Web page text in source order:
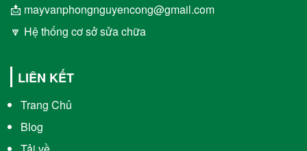
📩 mayvanphongnguyencong@gmail.com
🔽 Hệ thống cơ sở sửa chữa
LIÊN KẾT
Trang Chủ
Blog